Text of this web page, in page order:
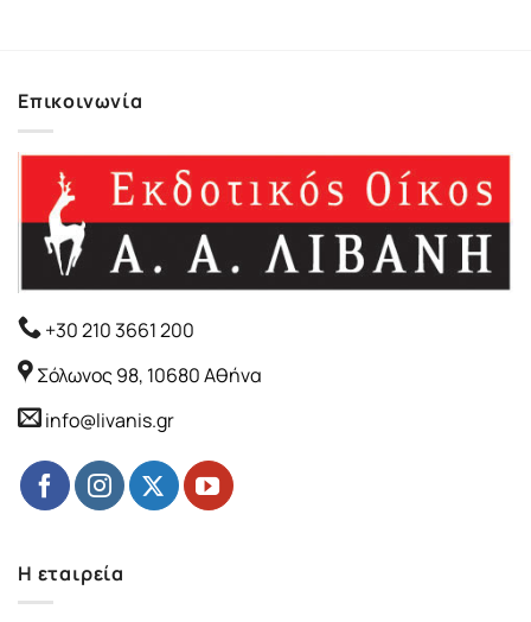
Επικοινωνία
+30 210 3661 200
Σόλωνος 98, 10680 Αθήνα
info@livanis.gr
Η εταιρεία